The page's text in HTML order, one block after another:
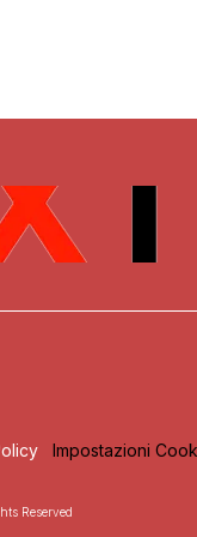
Impostazioni
Reserved